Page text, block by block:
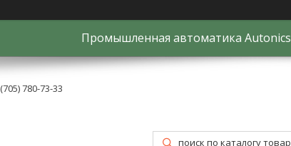
Промышленная автоматика Autonics
780-73-33